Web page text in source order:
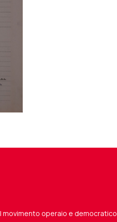
movimento operaio e democratico